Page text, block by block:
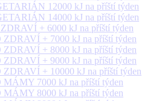
12000 kJ na příští týden
14000 kJ na příští týden
+ 6000 kJ na příští týden
ZDRAVÍ + 7000 kJ na příští týden
ZDRAVÍ + 8000 kJ na příští týden
ZDRAVÍ + 9000 kJ na příští týden
ZDRAVÍ + 10000 kJ na příští týden
MÁMY 7000 kJ na příští týden
MÁMY 8000 kJ na příští týden